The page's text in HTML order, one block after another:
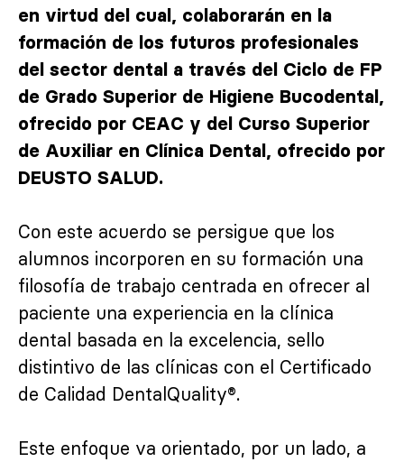
en virtud del cual, colaborarán en la
formación de los futuros profesionales
del sector dental a través del Ciclo de FP
de Grado Superior de Higiene Bucodental,
ofrecido por CEAC y del Curso Superior
de Auxiliar en Clínica Dental, ofrecido por
DEUSTO SALUD.
Con este acuerdo se persigue que los
alumnos incorporen en su formación una
filosofía de trabajo centrada en ofrecer al
paciente una experiencia en la clínica
dental basada en la excelencia, sello
distintivo de las clínicas con el Certificado
de Calidad DentalQuality®.
Este enfoque va orientado, por un lado, a